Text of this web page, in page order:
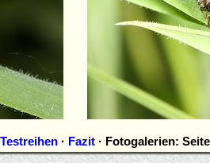
Testreihen · Fazit · Fotogalerien: Seite